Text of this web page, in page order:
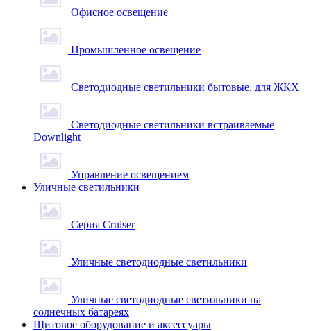
Офисное освещение
Промышленное освещение
Светодиодные светильники бытовые, для ЖКХ
Светодиодные светильники встраиваемые
Downlight
Управление освещением
Уличные светильники
Серия Cruiser
Уличные светодиодные светильники
Уличные светодиодные светильники на
солнечных батареях
Щитовое оборудование и аксессуары